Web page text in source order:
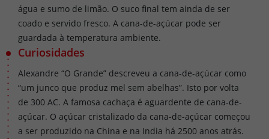
água e sumo de limão. O suco final tem ainda de ser
coado e servido fresco. A cana-de-açúcar pode ser
guardada à temperatura ambiente.
Curiosidades
Alexandre “O Grande” descreveu a cana-de-açúcar como
“um junco que produz mel sem abelhas”. Isto por volta
de 300 AC. A famosa cachaça é aguardente de cana-de-
açúcar. O açúcar cristalizado da cana-de-açúcar começou
a ser produzido na China e na India há 2500 anos atrás.